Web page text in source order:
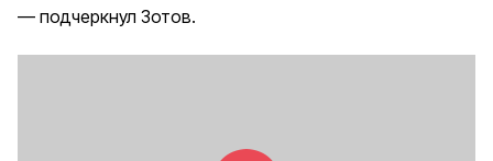
подчеркнул Зотов.